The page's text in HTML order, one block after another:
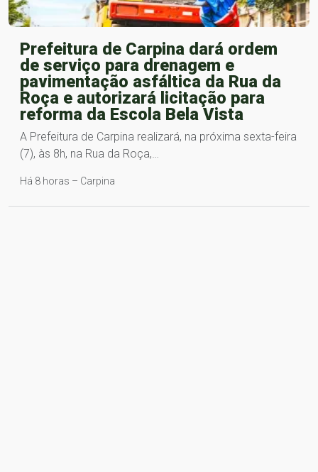
Prefeitura de Carpina dará ordem
de serviço para drenagem e
pavimentação asfáltica da Rua da
Roça e autorizará licitação para
reforma da Escola Bela Vista
A Prefeitura de Carpina realizará, na próxima sexta-feira
(7), às 8h, na Rua da Roça,…
Há 8 horas – Carpina